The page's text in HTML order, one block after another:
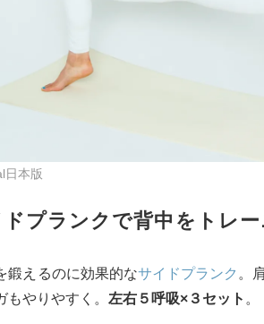
日本版
プランクで背中をトレ
鍛えるのに効果的なサイドプランク 。
もやりやすく。 左右５呼吸×３セット 。